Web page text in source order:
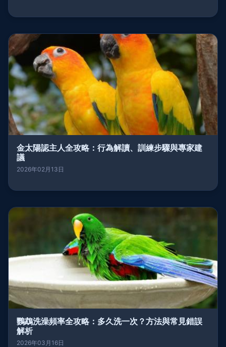
金太陽認主人全攻略：行為解讀、訓練步驟與專家建
議
2026年02月13日
鸚鵡洗澡頻率全攻略：多久洗一次？方法與常見錯誤
解析
2026年03月16日